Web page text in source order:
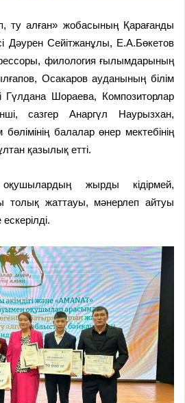
ту алған» жобасының Қарағанды
Дәурен Сейітжанұлы, Е.А.Бөкетов
филология ғылымдарының
Осакаров ауданының білім
Гүлдана Шораева, Композиторлар
сазгер Анаргүл Наурызхан,
балалар өнер мектебінің
қазылық етті.
жырды кідірмей,
толық жаттауы, мәнерлеп айтуы